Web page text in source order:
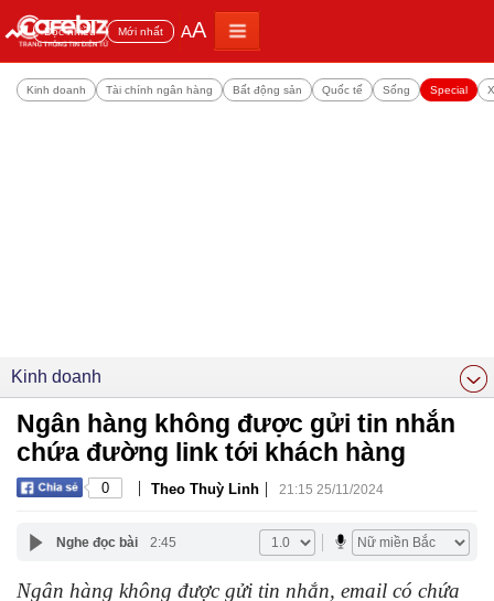
Đọc nhiều Mới nhất AA
Kinh doanh Tài chính ngân hàng Bất động sản Quốc tế Sống Special
Kinh doanh
Ngân hàng không được gửi tin nhắn
chứa đường link tới khách hàng
0 | Theo Thuỳ Linh | 21:15 25/11/2024
Nghe đọc bài 2:45
Ngân hàng không được gửi tin nhắn, email có chứa